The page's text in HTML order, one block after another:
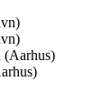
(Aarhus)